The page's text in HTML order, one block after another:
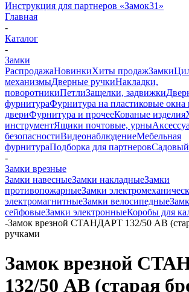
Инструкция для партнеров «Замок31»
Главная
-
Каталог
-
Замки
РаспродажаНовинкиХиты продажЗамки
механизмыДверные ручкиНакладки,
поворотникиПетлиЗащелки, задвижки
фурнитураФурнитура на пластиковые окна
двериФурнитура и прочееКованые изделия
инструментЯщики почтовые, урны
безопасностиВидеонаблюдениеМебельная
фурнитураПодборка для партнеров
-
Замки врезные
Замки навесныеЗамки накладныеЗамки
противопожарныеЗамки
электромагнитныеЗамки велосипедные
сейфовыеЗамки электронныеКоробы для
-Замок врезной СТАНДАРТ 132/50 AB
ручками
Замок врезной
132/50 AB (старая